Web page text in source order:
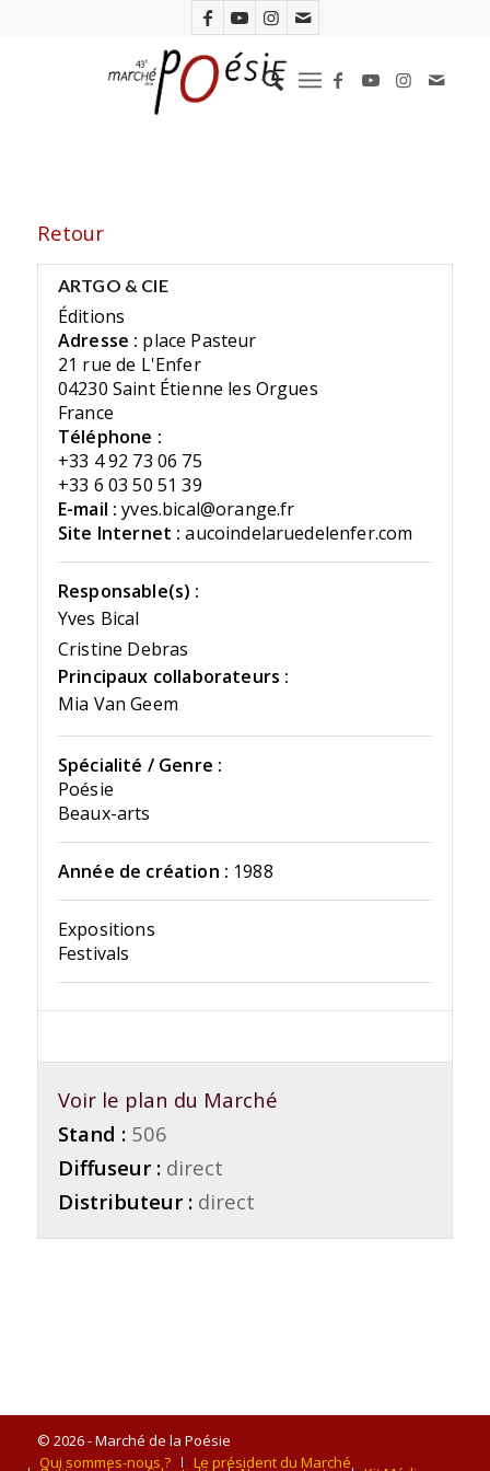
Retour
ARTGO & CIE
Éditions
Adresse : place Pasteur
21 rue de L'Enfer
04230 Saint Étienne les Orgues
France
Téléphone :
+33 4 92 73 06 75
+33 6 03 50 51 39
E-mail : yves.bical@orange.fr
Site Internet : aucoindelaruedelenfer.com
Responsable(s) :
Yves Bical
Cristine Debras
Principaux collaborateurs :
Mia Van Geem
Spécialité / Genre :
Poésie
Beaux-arts
Année de création : 1988
Expositions
Festivals
Voir le plan du Marché
Stand : 506
Diffuseur : direct
Distributeur : direct
© 2026 - Marché de la Poésie
Qui sommes-nous ?
Le président du Marché